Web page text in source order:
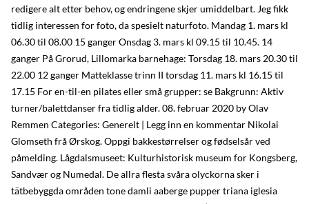
redigere alt etter behov, og endringene skjer umiddelbart. Jeg fikk
tidlig interessen for foto, da spesielt naturfoto. Mandag 1. mars kl
06.30 til 08.00 15 ganger Onsdag 3. mars kl 09.15 til 10.45. 14
ganger På Grorud, Lillomarka barnehage: Torsdag 18. mars 20.30 til
22.00 12 ganger Matteklasse trinn II torsdag 11. mars kl 16.15 til
17.15 For en-til-en pilates eller små grupper: se Bakgrunn: Aktiv
turner/balettdanser fra tidlig alder. 08. februar 2020 by Olav
Remmen Categories: Generelt | Legg inn en kommentar Nikolai
Glomseth frå Ørskog. Oppgi bakkestørrelser og fødselsår ved
påmelding. Lågdalsmuseet: Kulturhistorisk museum for Kongsberg,
Sandvær og Numedal. De allra flesta svåra olyckorna sker i
tätbebyggda områden tone damli aaberge pupper triana iglesia